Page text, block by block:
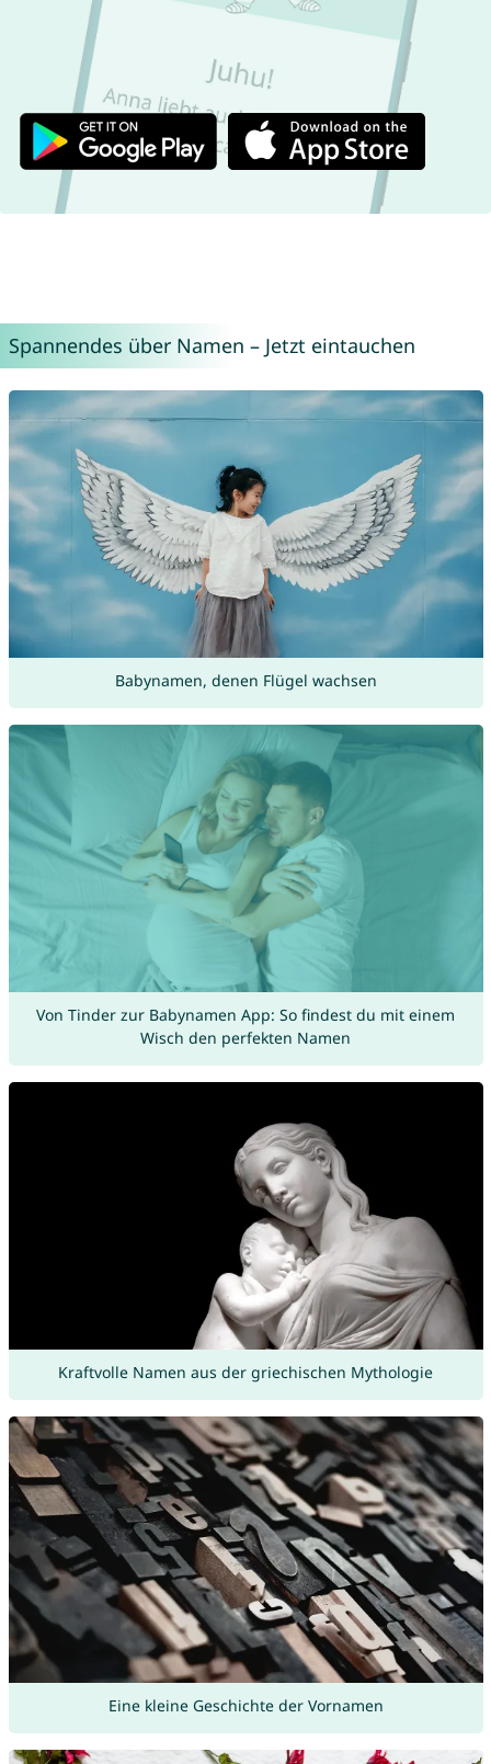
Spannendes über Namen – Jetzt eintauchen
Babynamen, denen Flügel wachsen
Von Tinder zur Babynamen App: So findest du mit einem
Wisch den perfekten Namen
Kraftvolle Namen aus der griechischen Mythologie
Eine kleine Geschichte der Vornamen